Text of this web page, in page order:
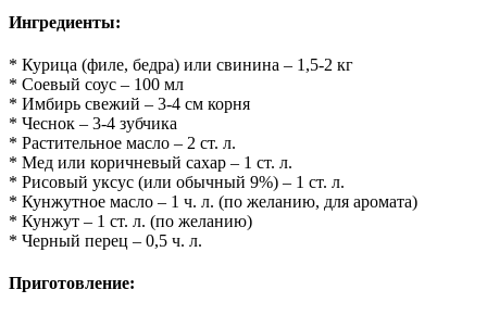
Ингредиенты:
* Курица (филе, бедра) или свинина – 1,5-2 кг
* Соевый соус – 100 мл
* Имбирь свежий – 3-4 см корня
* Чеснок – 3-4 зубчика
* Растительное масло – 2 ст. л.
* Мед или коричневый сахар – 1 ст. л.
* Рисовый уксус (или обычный 9%) – 1 ст. л.
* Кунжутное масло – 1 ч. л. (по желанию, для аромата)
* Кунжут – 1 ст. л. (по желанию)
* Черный перец – 0,5 ч. л.
Приготовление: